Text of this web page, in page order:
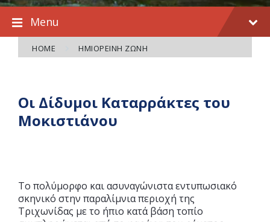
Menu
HOME ΗΜΙΟΡΕΙΝΉ ΖΏΝΗ
Οι Δίδυμοι Καταρράκτες του
Μοκιστιάνου
Το πολύμορφο και ασυναγώνιστα εντυπωσιακό
σκηνικό στην παραλίμνια περιοχή της
Τριχωνίδας με το ήπιο κατά βάση τοπίο